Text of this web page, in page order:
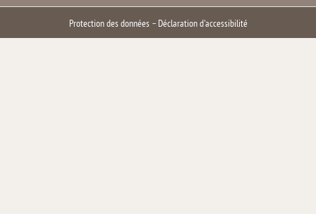
Protection des données– Déclaration d'accessibilité